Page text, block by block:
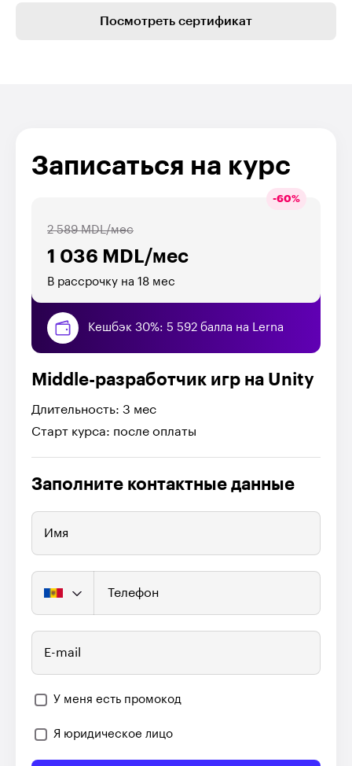
Посмотреть сертификат
Записаться на курс
-60%
1 036 MDL/мес
2 589 MDL/мес
В рассрочку на 18 мес
Кешбэк 30%: 5 592 балла на Lerna
Middle-разработчик игр на Unity
Длительность: 3 мес
Старт курса: после оплаты
Заполните контактные данные
Имя
Телефон
E-mail
У меня есть промокод
Я юридическое лицо